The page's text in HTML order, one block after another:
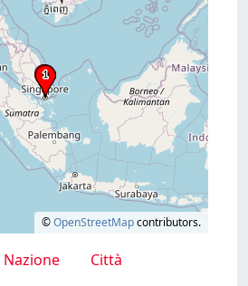
©OpenStreetMapcontributors.
Nazione
Città